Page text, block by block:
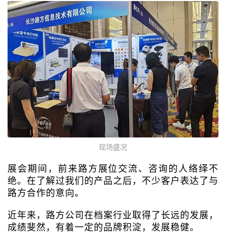
现场盛况
展会期间，前来路方展位交流、咨询的人络绎不
绝。在了解过我们的产品之后，不少客户表达了与
路方合作的意向。
近年来，路方公司在档案行业取得了长远的发展，
成绩斐然，有着一定的品牌积淀，发展稳健。